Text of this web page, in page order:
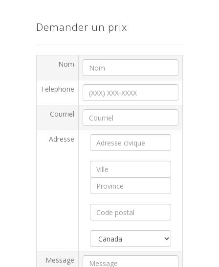
Demander un prix
Nom
Telephone
Courriel
Adresse
Message